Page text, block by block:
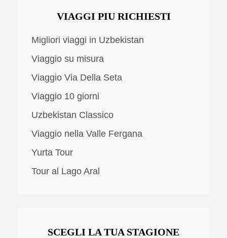
VIAGGI PIU RICHIESTI
Migliori viaggi in Uzbekistan
Viaggio su misura
Viaggio Via Della Seta
Viaggio 10 giorni
Uzbekistan Classico
Viaggio nella Valle Fergana
Yurta Tour
Tour al Lago Aral
SCEGLI LA TUA STAGIONE